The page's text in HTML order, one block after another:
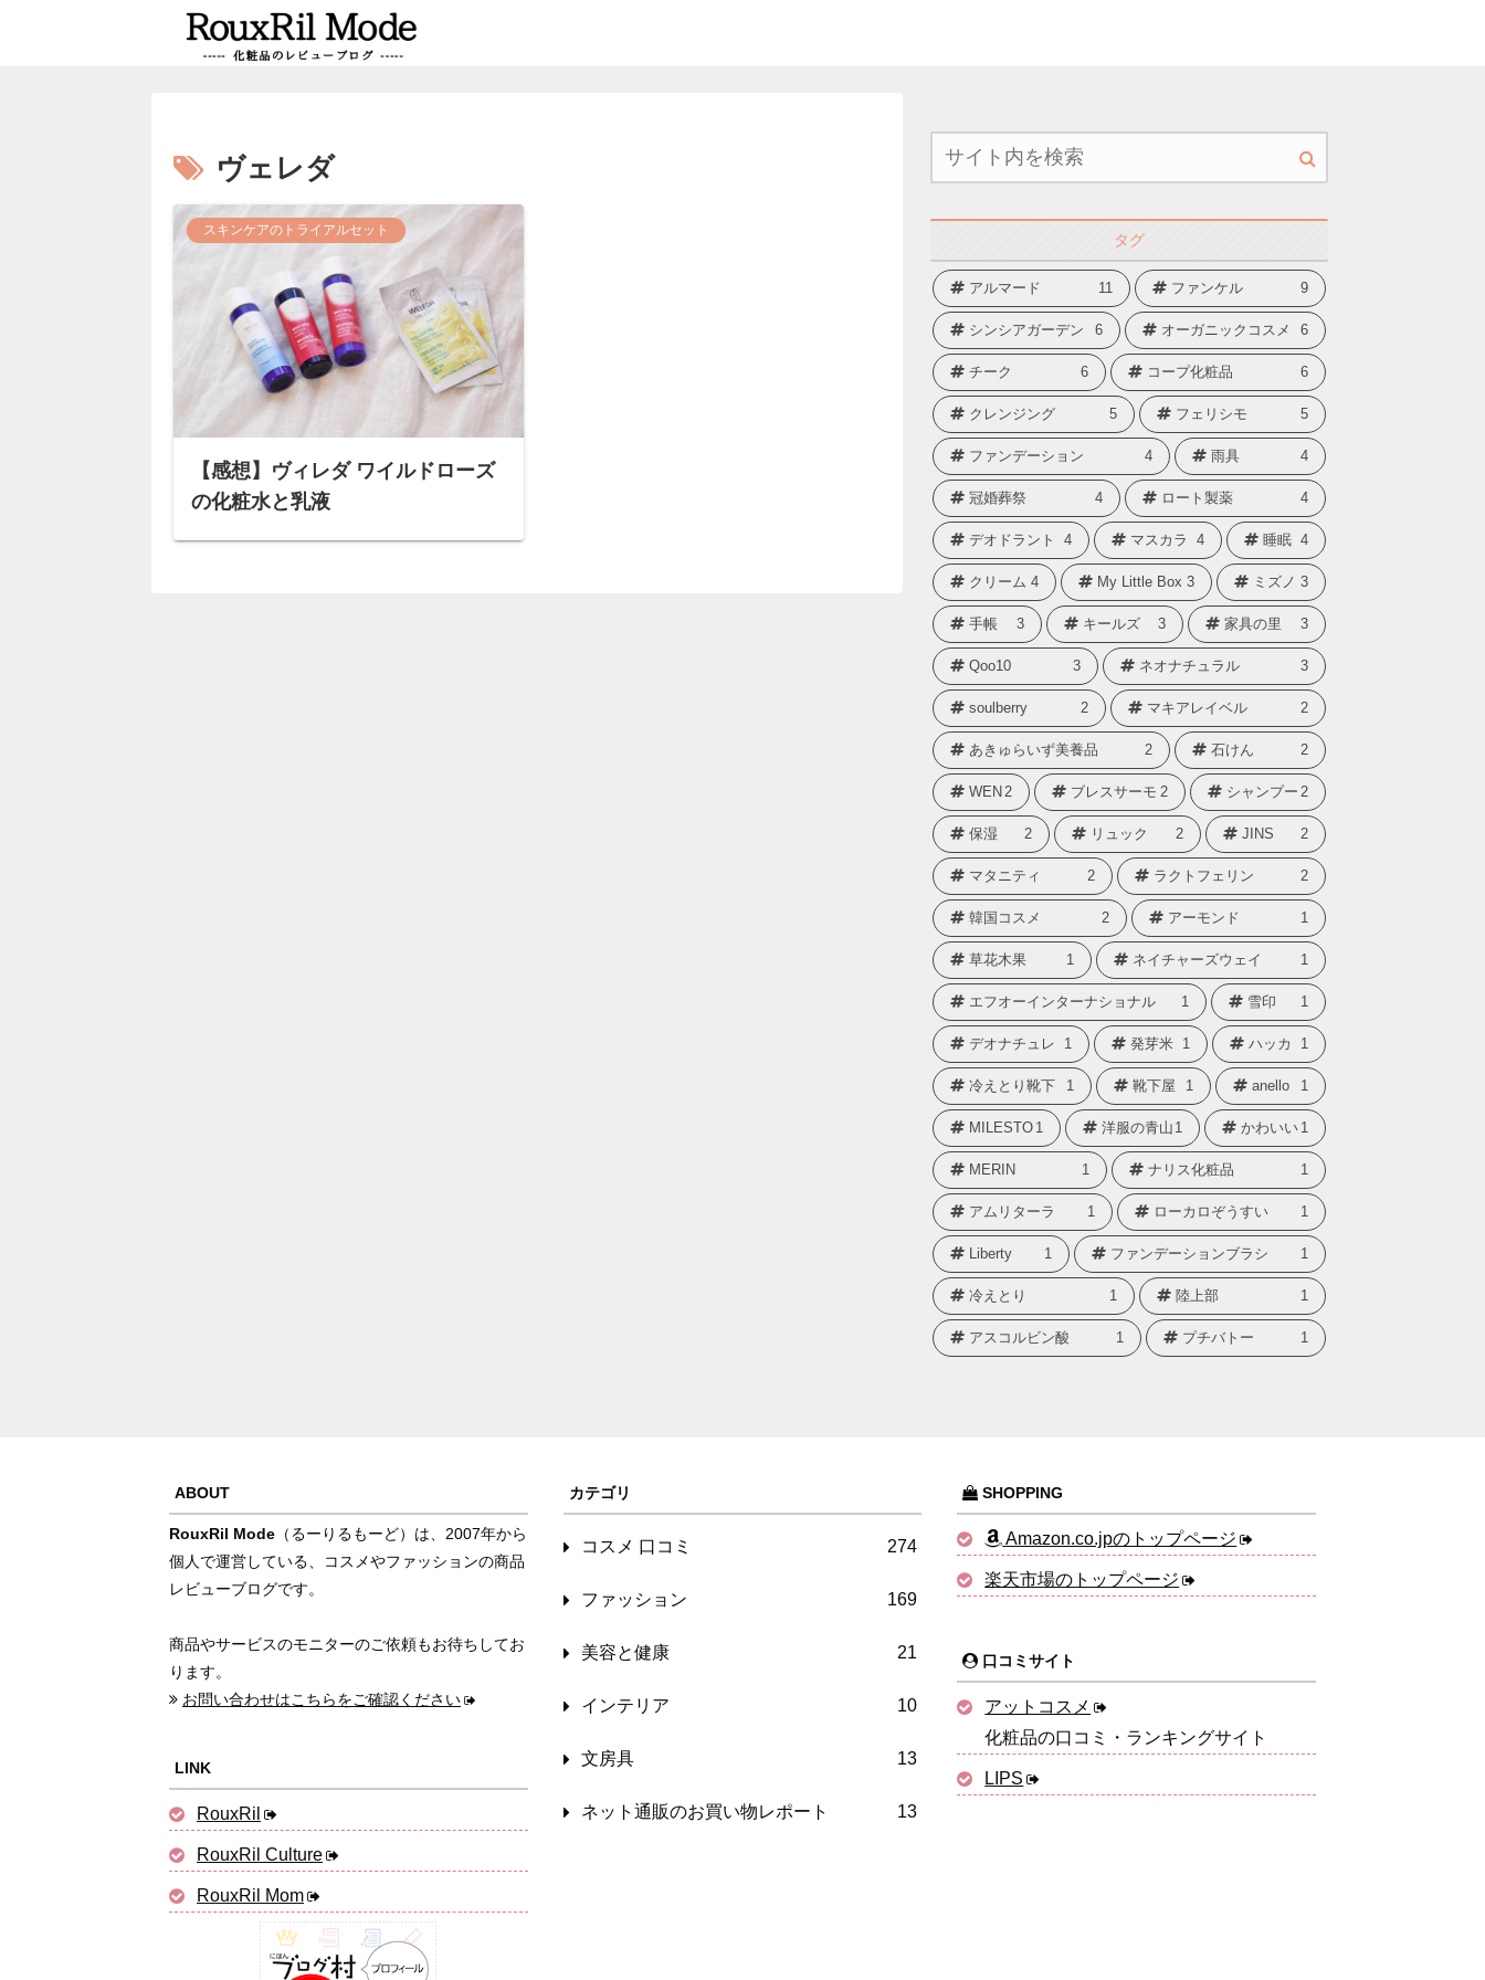
ヴェレダ
スキンケアのトライアルセット
【感想】ヴィレダ ワイルドローズ
の化粧水と乳液
タグ
アルマード 11 ファンケル 9
シンシアガーデン 6 オーガニックコスメ 6
チーク 6 コープ化粧品 6
クレンジング 5 フェリシモ 5
ファンデーション 4 雨具 4
冠婚葬祭 4 ロート製薬 4
デオドラント 4 マスカラ 4 睡眠 4
クリーム 4 My Little Box 3 ミズノ 3
手帳 3 キールズ 3 家具の里 3
Qoo10 3 ネオナチュラル 3
soulberry 2 マキアレイベル 2
あきゅらいず美養品 2 石けん 2
WEN 2 ブレスサーモ 2 シャンプー 2
保湿 2 リュック 2 JINS 2
マタニティ 2 ラクトフェリン 2
韓国コスメ 2 アーモンド 1
草花木果 1 ネイチャーズウェイ 1
エフオーインターナショナル 1 雪印 1
デオナチュレ 1 発芽米 1 ハッカ 1
冷えとり靴下 1 靴下屋 1 anello 1
MILESTO 1 洋服の青山 1 かわいい 1
MERIN 1 ナリス化粧品 1
アムリターラ 1 ローカロぞうすい 1
Liberty 1 ファンデーションブラシ 1
冷えとり 1 陸上部 1
アスコルビン酸 1 プチバトー 1
ABOUT
RouxRil Mode （るーりるもーど）は、2007年から
個人で運営している、コスメやファッションの商品
レビューブログです。
商品やサービスのモニターのご依頼もお待ちしてお
ります。
お問い合わせはこちらをご確認ください
LINK
RouxRil
RouxRil Culture
RouxRil Mom
カテゴリ
コスメ 口コミ 274
ファッション 169
美容と健康 21
インテリア 10
文房具 13
ネット通販のお買い物レポート 13
SHOPPING
Amazon.co.jpのトップページ
楽天市場のトップページ
口コミサイト
アットコスメ
化粧品の口コミ・ランキングサイト
LIPS